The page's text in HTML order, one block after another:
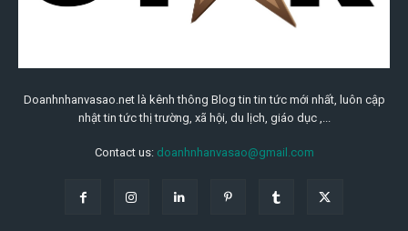
Doanhnhanvasao.net là kênh thông Blog tin tin tức mới nhất, luôn cập
nhật tin tức thị trường, xã hội, du lịch, giáo dục ,...
Contact us: doanhnhanvasao@gmail.com